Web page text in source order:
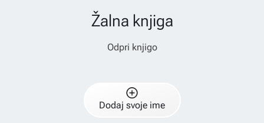
Žalna knjiga
Odpri knjigo
Dodaj svoje ime